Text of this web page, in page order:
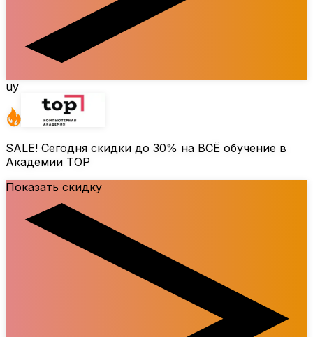
uy
SALE! Сегодня скидки до 30% на ВСЁ обучение в
Академии TOP
Показать скидку